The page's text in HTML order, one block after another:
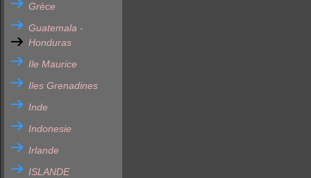
Grèce
Guatemala -
Honduras
Ile Maurice
Iles Grenadines
Inde
Indonesie
Irlande
ISLANDE